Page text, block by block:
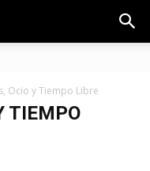
Ocio y Tiempo Libre
TIEMPO